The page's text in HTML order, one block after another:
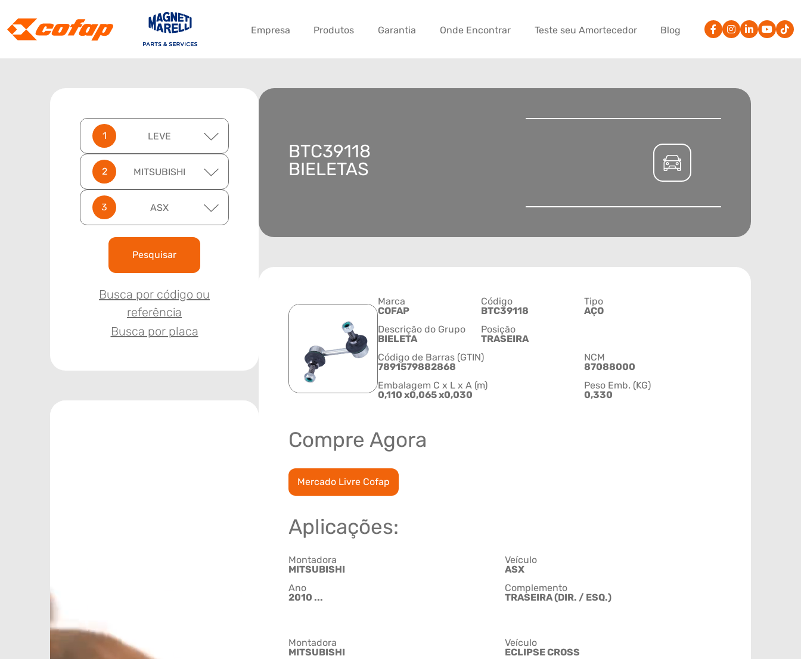
Empresa Produtos Garantia Onde Encontrar Teste seu Amortecedor Blog
LEVE
MITSUBISHI
ASX
Pesquisar
Busca por código ou
referência
Busca por placa
BTC39118
BIELETAS
Marca
COFAP
Código
BTC39118
Tipo
AÇO
Descrição do Grupo
BIELETA
Posição
TRASEIRA
Código de Barras (GTIN)
7891579882868
NCM
87088000
Embalagem C x L x A (m)
0,110 x0,065 x0,030
Peso Emb. (KG)
0,330
Compre Agora
Mercado Livre Cofap
Aplicações:
Montadora
MITSUBISHI
Veículo
ASX
Ano
2010 ...
Complemento
TRASEIRA (DIR. / ESQ.)
Montadora
MITSUBISHI
Veículo
ECLIPSE CROSS